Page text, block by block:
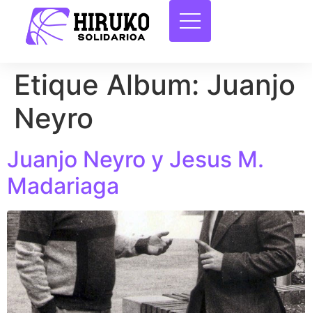
Etique Album: Juanjo
Neyro
Juanjo Neyro y Jesus M.
Madariaga